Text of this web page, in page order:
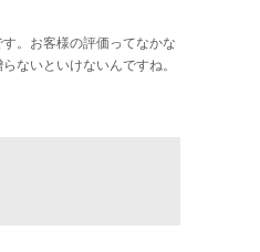
。お客様の評価ってなかな
ないといけないんですね。